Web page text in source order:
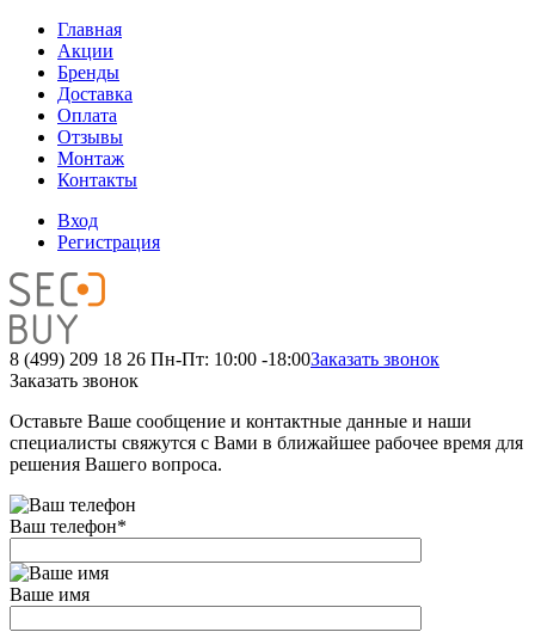
Главная
Акции
Бренды
Доставка
Оплата
Отзывы
Монтаж
Контакты
Вход
Регистрация
8 (499) 209 18 26 Пн-Пт: 10:00 -18:00Заказать звонок
Заказать звонок
Оставьте Ваше сообщение и контактные данные и наши
специалисты свяжутся с Вами в ближайшее рабочее время для
решения Вашего вопроса.
Ваш телефон*
Ваше имя